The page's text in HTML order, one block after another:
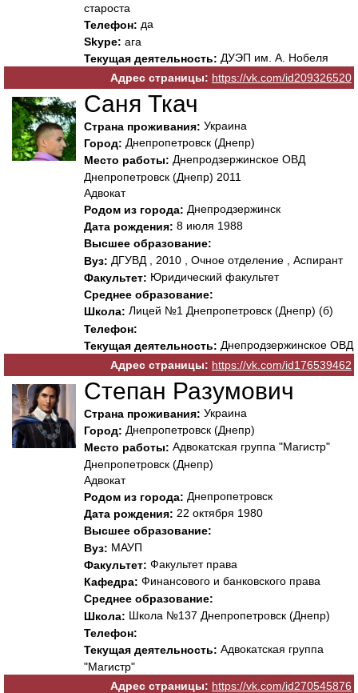
староста
Телефон: да
Skype: ага
Текущая деятельность: ДУЭП им. А. Нобеля
Адрес страницы: https://vk.com/id209326520
Саня Ткач
Страна проживания: Украина
Город: Днепропетровск (Днепр)
Место работы: Днепродзержинское ОВД
Днепропетровск (Днепр) 2011
Адвокат
Родом из города: Днепродзержинск
Дата рождения: 8 июля 1988
Высшее образование:
Вуз: ДГУВД , 2010 , Очное отделение , Аспирант
Факультет: Юридический факультет
Среднее образование:
Школа: Лицей №1 Днепропетровск (Днепр) (б)
Телефон:
Текущая деятельность: Днепродзержинское ОВД
Адрес страницы: https://vk.com/id176539462
Степан Разумович
Страна проживания: Украина
Город: Днепропетровск (Днепр)
Место работы: Адвокатская группа "Магистр"
Днепропетровск (Днепр)
Адвокат
Родом из города: Днепропетровск
Дата рождения: 22 октября 1980
Высшее образование:
Вуз: МАУП
Факультет: Факультет права
Кафедра: Финансового и банковского права
Среднее образование:
Школа: Школа №137 Днепропетровск (Днепр)
Телефон:
Текущая деятельность: Адвокатская группа
"Магистр"
Адрес страницы: https://vk.com/id270545876